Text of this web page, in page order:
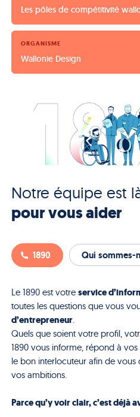
Les pôles de compétitivité
ORGANISME
Wallonie Design
Notre équipe est
pour vous aider
1890 Qui sommes-
Le 1890 est votre service
toutes les questions que vous
d’entrepreneur.
Quels que soient votre profil,
1890 vous informe, répond à
le bon interlocuteur afin de vous
vos ambitions.
Parce qu’y voir clair, c’est déjà